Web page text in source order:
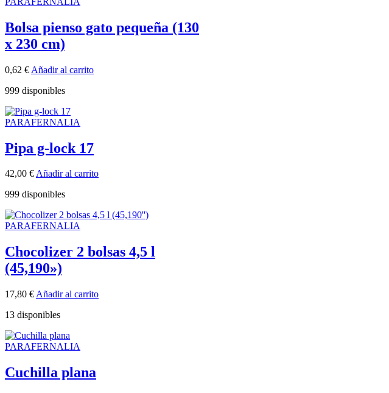
Bolsa pienso gato pequeña (130
x 230 cm)
0,62 € Añadir al carrito
999 disponibles
PARAFERNALIA
Pipa g-lock 17
42,00 €Añadir al carrito
999 disponibles
PARAFERNALIA
Chocolizer 2 bolsas 4,5 l
(45,190»)
17,80 € Añadir al carrito
13 disponibles
PARAFERNALIA
Cuchilla plana